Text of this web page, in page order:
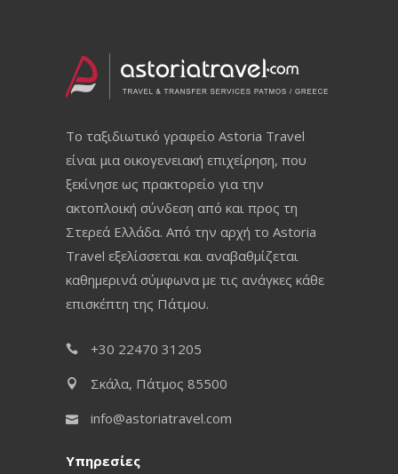
Το ταξιδιωτικό γραφείο Astoria Travel
είναι μια οικογενειακή επιχείρηση, που
ξεκίνησε ως πρακτορείο για την
ακτοπλοική σύνδεση από και προς τη
Στερεά Ελλάδα. Από την αρχή το Astoria
Travel εξελίσσεται και αναβαθμίζεται
καθημερινά σύμφωνα με τις ανάγκες κάθε
επισκέπτη της Πάτμου.
+30 22470 31205
Σκάλα, Πάτμος 85500
info@astoriatravel.com
Υπηρεσίες